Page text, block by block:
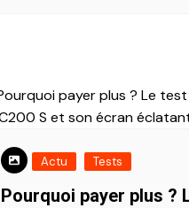
Actu Tests
Pourquoi payer plus ?